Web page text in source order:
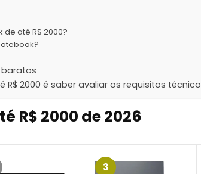
até R$ 2000?
2000 é saber avaliar os requisitos
R$ 2000 de 2026
3